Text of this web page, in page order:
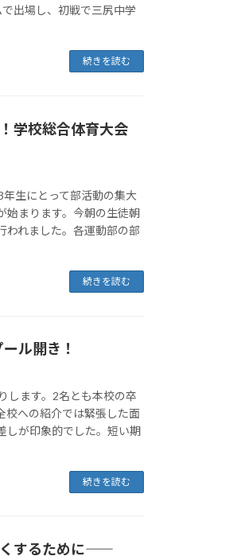
出場し、初戦で三尻中学
続きを読む
学校総合体育大会
生にとって部活動の集大
始まります。今朝の生徒朝
われました。各運動部の部
続きを読む
ル開き！
します。2名とも本校の卒
校への紹介では緊張した面
しが印象的でした。短い期
続きを読む
るために――